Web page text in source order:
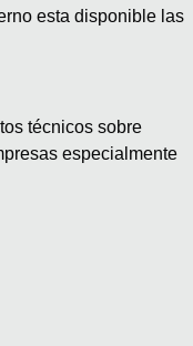
esta disponible las
técnicos sobre
especialmente